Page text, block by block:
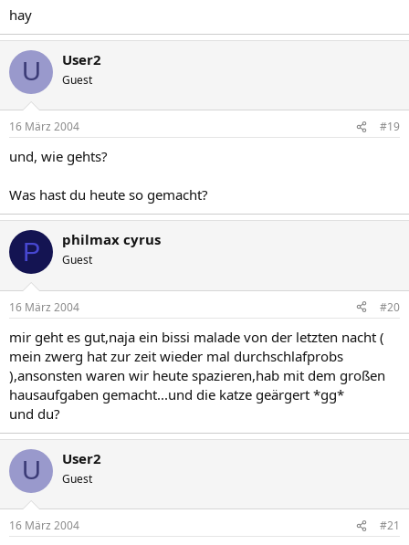
hay
U User2
Guest
16 März 2004 #19
und, wie gehts?
Was hast du heute so gemacht?
P philmax cyrus
Guest
16 März 2004 #20
mir geht es gut,naja ein bissi malade von der letzten nacht (
mein zwerg hat zur zeit wieder mal durchschlafprobs
),ansonsten waren wir heute spazieren,hab mit dem großen
hausaufgaben gemacht...und die katze geärgert *gg*
und du?
U User2
Guest
16 März 2004 #21